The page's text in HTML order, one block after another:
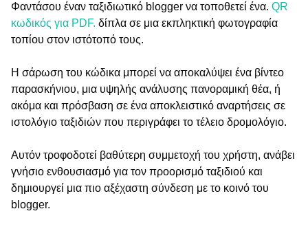
Φαντάσου έναν ταξιδιωτικό blogger να τοποθετεί ένα. QR
κωδικός για PDF. δίπλα σε μια εκπληκτική φωτογραφία
τοπίου στον ιστότοπό τους.
Η σάρωση του κώδικα μπορεί να αποκαλύψει ένα βίντεο
παρασκήνιου, μια υψηλής ανάλυσης πανοραμική θέα, ή
ακόμα και πρόσβαση σε ένα αποκλειστικό αναρτήσεις σε
ιστολόγιο ταξιδιών που περιγράφει το τέλειο δρομολόγιο.
Αυτόν τροφοδοτεί βαθύτερη συμμετοχή του χρήστη, ανάβει
γνήσιο ενθουσιασμό για τον προορισμό ταξιδιού και
δημιουργεί μια πιο αξέχαστη σύνδεση με το κοινό του
blogger.